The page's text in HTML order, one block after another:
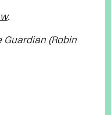
.
(Robin